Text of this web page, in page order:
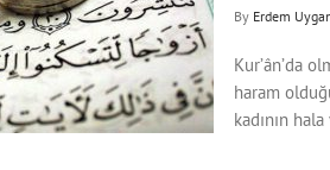
By Erdem
Kur’ân’da
haram
kadının